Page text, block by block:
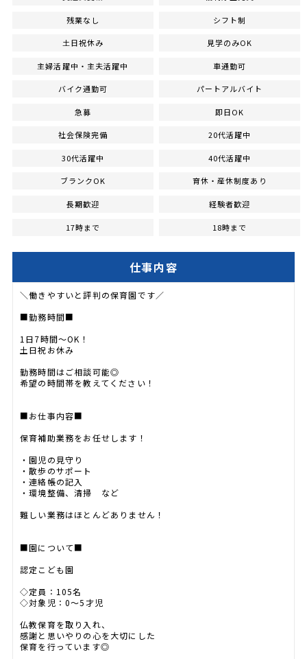
残業なし シフト制
土日祝休み 見学のみOK
主婦活躍中・主夫活躍中 車通勤可
バイク通勤可 パートアルバイト
急募 即日OK
社会保険完備 20代活躍中
30代活躍中 40代活躍中
ブランクOK 育休・産休制度あり
長期歓迎 経験者歓迎
17時まで 18時まで
仕事内容
＼働きやすいと評判の保育園です／
■勤務時間■
1日7時間～OK！
土日祝お休み
勤務時間はご相談可能◎
希望の時間帯を教えてください！
■お仕事内容■
保育補助業務をお任せします！
・園児の見守り
・散歩のサポート
・連絡帳の記入
・環境整備、清掃 など
難しい業務はほとんどありません！
■園について■
認定こども園
◇定員：105名
◇対象児：0～5才児
仏教保育を取り入れ、
感謝と思いやりの心を大切にした
保育を行っています◎